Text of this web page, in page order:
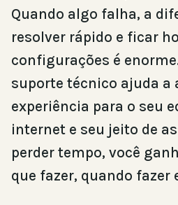
Quando algo falha, a
resolver rápido e ficar
configurações é
suporte técnico ajuda a
experiência para o seu
internet e seu jeito de
perder tempo, você
que fazer, quando fazer